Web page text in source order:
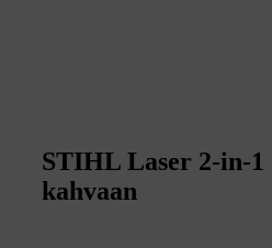
STIHL Laser 2-in-1
kahvaan